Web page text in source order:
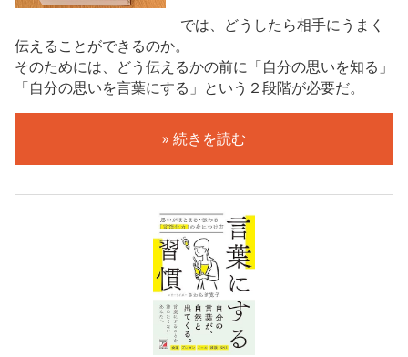
では、どうしたら相手にうまく
伝えることができるのか。
そのためには、どう伝えるかの前に「自分の思いを知る」
「自分の思いを言葉にする」という２段階が必要だ。
» 続きを読む